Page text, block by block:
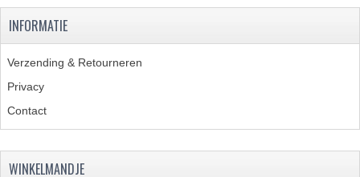
INFORMATIE
Verzending & Retourneren
Privacy
Contact
WINKELMANDJE